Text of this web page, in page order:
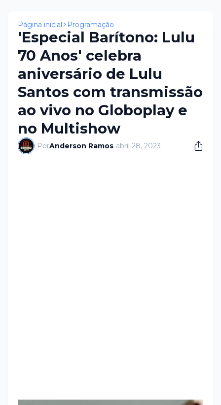
Página inicial Programação
'Especial Barítono: Lulu
70 Anos' celebra
aniversário de Lulu
Santos com transmissão
ao vivo no Globoplay e
no Multishow
PorAnderson Ramos-abril 28, 2023